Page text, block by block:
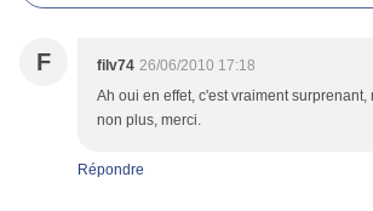
F filv74 26/06/2010 17:18
Ah oui en effet, c'est vraiment surprenant,
non plus, merci.
Répondre